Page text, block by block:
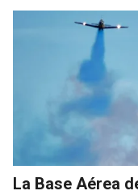
La Base Aérea